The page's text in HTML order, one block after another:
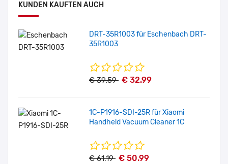
KUNDEN KAUFTEN AUCH
DRT-35R1003 für Eschenbach DRT-
35R1003
€ 39.59 € 32.99
1C-P1916-SDI-25R für Xiaomi
Handheld Vacuum Cleaner 1C
€ 61.19 € 50.99